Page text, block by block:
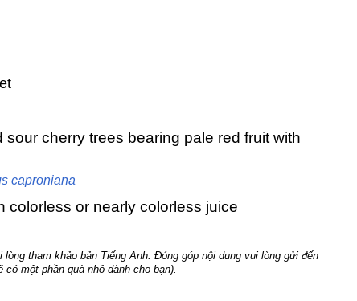
cherry trees bearing pale red fruit with
caproniana
colorless or nearly colorless juice
tham khảo bản Tiếng Anh. Đóng góp nội dung vui lòng gửi đến
có một phần quà nhỏ dành cho bạn).